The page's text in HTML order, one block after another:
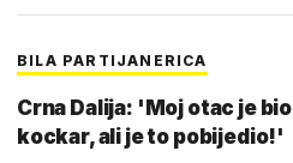
BILA PARTIJANERICA
Crna Dalija: 'Moj otac je bio
kockar, ali je to pobijedio!'